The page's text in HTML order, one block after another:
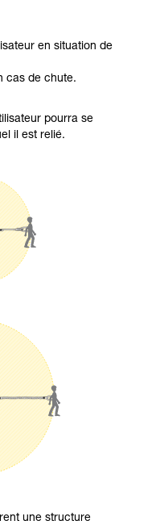
en situation de
cas de chute.
pourra se
il est relié.
une structure